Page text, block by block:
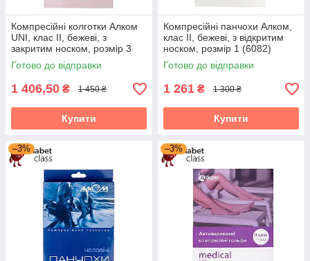
Компресійні колготки Алком
UNI, клас II, бежеві, з
закритим носком, розмір 3
(70123)
Готово до відправки
1 406,50 ₴ 1 450 ₴
Купити
Компресійні панчохи Алком,
клас II, бежеві, з відкритим
носком, розмір 1 (6082)
Готово до відправки
1 261 ₴ 1 300 ₴
Купити
–3% –3%